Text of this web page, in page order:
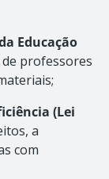
Educação
professores
(Lei
a
com